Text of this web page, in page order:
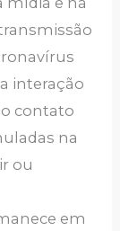
interação
contato
na
ou
em